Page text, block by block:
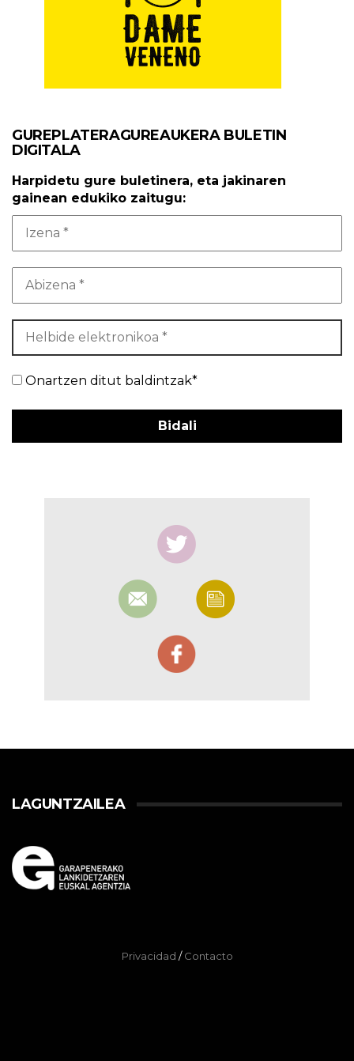
GUREPLATERAGUREAUKERA BULETIN
DIGITALA
Harpidetu gure buletinera, eta jakinaren
gainean edukiko zaitugu:
Onartzen ditut baldintzak*
LAGUNTZAILEA
Privacidad /Contacto